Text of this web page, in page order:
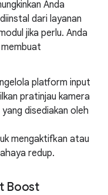
Anda
dari layanan
jika perlu. Anda
membuat
platform input
pratinjau kamera
disediakan oleh
mengaktifkan atau
redup.
Boost